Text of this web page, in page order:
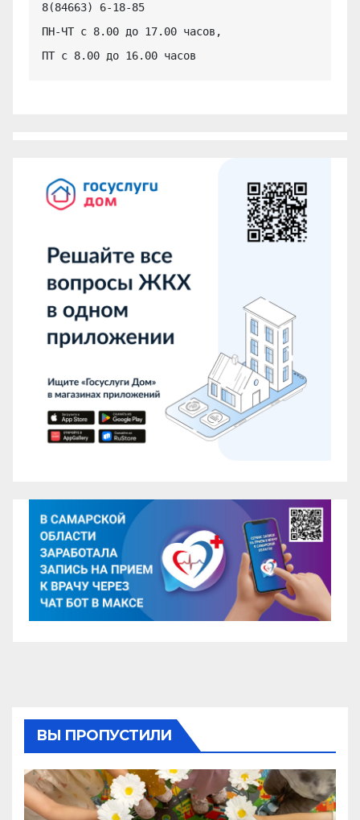
8(84663) 6-18-85
ПН-ЧТ с 8.00 до 17.00 часов,
ПТ с 8.00 до 16.00 часов
ВЫ ПРОПУСТИЛИ